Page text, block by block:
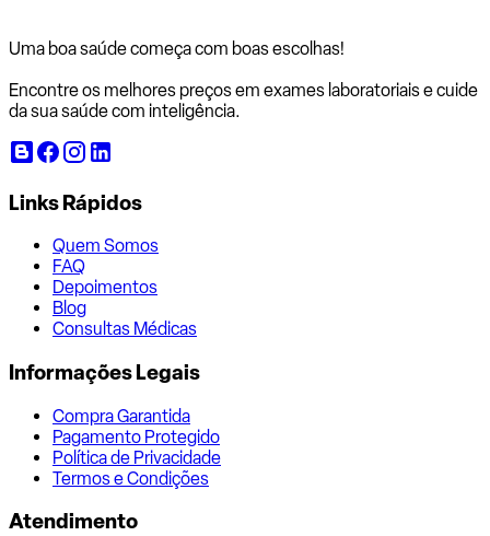
Uma boa saúde começa com boas escolhas!
Encontre os melhores preços em exames laboratoriais e cuide
da sua saúde com inteligência.
Links Rápidos
Quem Somos
FAQ
Depoimentos
Blog
Consultas Médicas
Informações Legais
Compra Garantida
Pagamento Protegido
Política de Privacidade
Termos e Condições
Atendimento